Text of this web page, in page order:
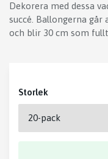
Dekorera med dessa
succé. Ballongerna
och blir 30 cm som
Storlek